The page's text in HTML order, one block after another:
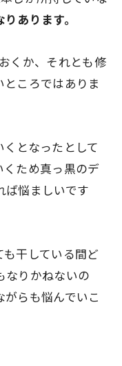
あります。
くか、それとも修
ころではありま
となったとして
ため真っ黒のデ
ば悩ましいです
干している間ど
なりかねないの
らも悩んでいこ